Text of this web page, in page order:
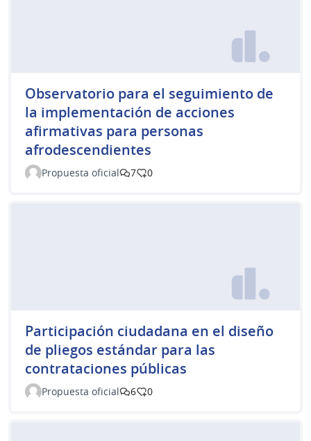
Observatorio para el seguimiento de
la implementación de acciones
afirmativas para personas
afrodescendientes
Propuesta oficial 7 0
Participación ciudadana en el diseño
de pliegos estándar para las
contrataciones públicas
Propuesta oficial 6 0